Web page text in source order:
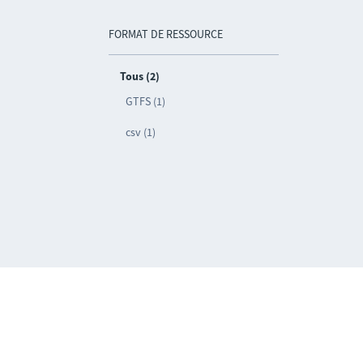
FORMAT DE RESSOURCE
Tous (2)
GTFS (1)
csv (1)